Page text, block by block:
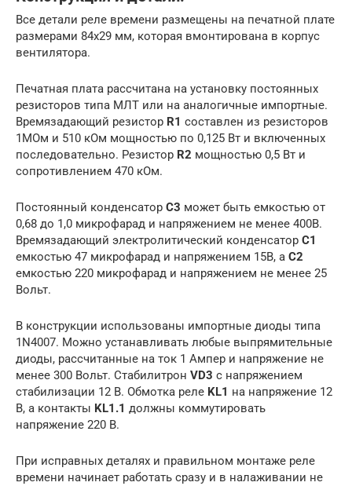
Все детали реле времени размещены на печатной плате
размерами 84х29 мм, которая вмонтирована в корпус
вентилятора.
Печатная плата рассчитана на установку постоянных
резисторов типа МЛТ или на аналогичные импортные.
Времязадающий резистор R1 составлен из резисторов
1МОм и 510 кОм мощностью по 0,125 Вт и включенных
последовательно. Резистор R2 мощностью 0,5 Вт и
сопротивлением 470 кОм.
Постоянный конденсатор С3 может быть емкостью от
0,68 до 1,0 микрофарад и напряжением не менее 400В.
Времязадающий электролитический конденсатор С1
емкостью 47 микрофарад и напряжением 15В, а С2
емкостью 220 микрофарад и напряжением не менее 25
Вольт.
В конструкции использованы импортные диоды типа
1N4007. Можно устанавливать любые выпрямительные
диоды, рассчитанные на ток 1 Ампер и напряжение не
менее 300 Вольт. Стабилитрон VD3 с напряжением
стабилизации 12 В. Обмотка реле KL1 на напряжение 12
В, а контакты KL1.1 должны коммутировать
напряжение 220 В.
При исправных деталях и правильном монтаже реле
времени начинает работать сразу и в налаживании не